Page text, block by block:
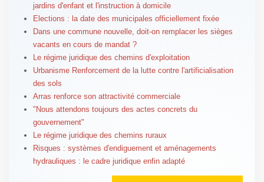
jardins d'enfant et l'instruction à domicile
Elections : la date des municipales officiellement fixée
Dans une commune nouvelle, doit-on remplacer les sièges
vacants en cours de mandat ?
Le régime juridique des chemins d'exploitation
Urbanisme Renforcement de la lutte contre l'artificialisation
des sols
Arras renforce son attractivité commerciale
"Nous attendons toujours des actes concrets du
gouvernement"
Le régime juridique des chemins ruraux
Risques : systèmes d'endiguement et aménagements
hydrauliques : le cadre juridique enfin adapté